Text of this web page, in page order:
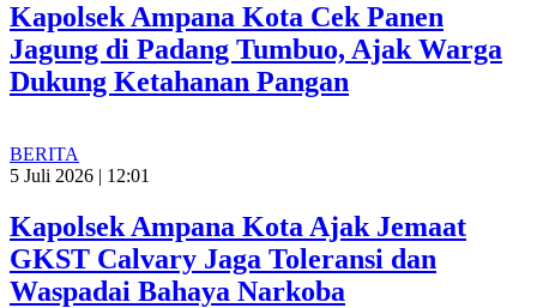
Kapolsek Ampana Kota Cek Panen
Jagung di Padang Tumbuo, Ajak Warga
Dukung Ketahanan Pangan
BERITA
5 Juli 2026 | 12:01
Kapolsek Ampana Kota Ajak Jemaat
GKST Calvary Jaga Toleransi dan
Waspadai Bahaya Narkoba